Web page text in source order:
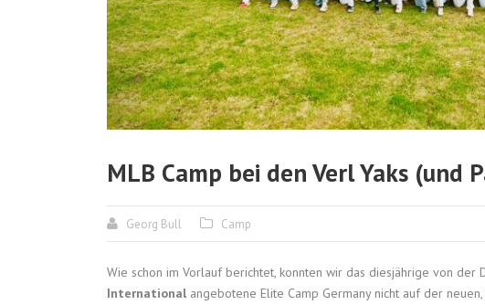
MLB Camp bei den Verl Yaks (und
Georg Bull Camp
Wie schon im Vorlauf berichtet, konnten wir das diesjährige von der
Internationalangebotene Elite Camp Germany nicht auf der